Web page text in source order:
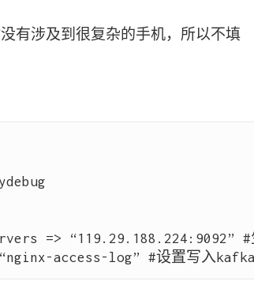
有涉及到很复杂的手机，所以不填
=> “119.29.188.224:9092” #